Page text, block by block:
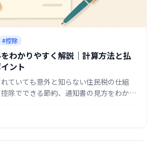
#控除
わかりやすく解説｜計算方法と払
ント
ていても意外と知らない住民税の仕組
除でできる節約、通知書の見方をわかり